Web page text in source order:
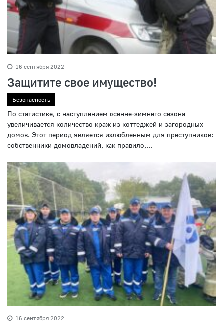
16 сентября 2022
Защитите свое имущество!
Безопасность
По статистике, с наступлением осенне-зимнего сезона
увеличивается количество краж из коттеджей и загородных
домов. Этот период является излюбленным для преступников:
собственники домовладений, как правило,...
16 сентября 2022